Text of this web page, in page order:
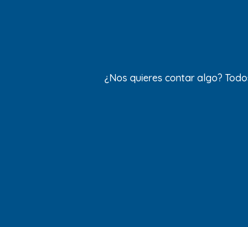
¿Nos quieres contar algo?